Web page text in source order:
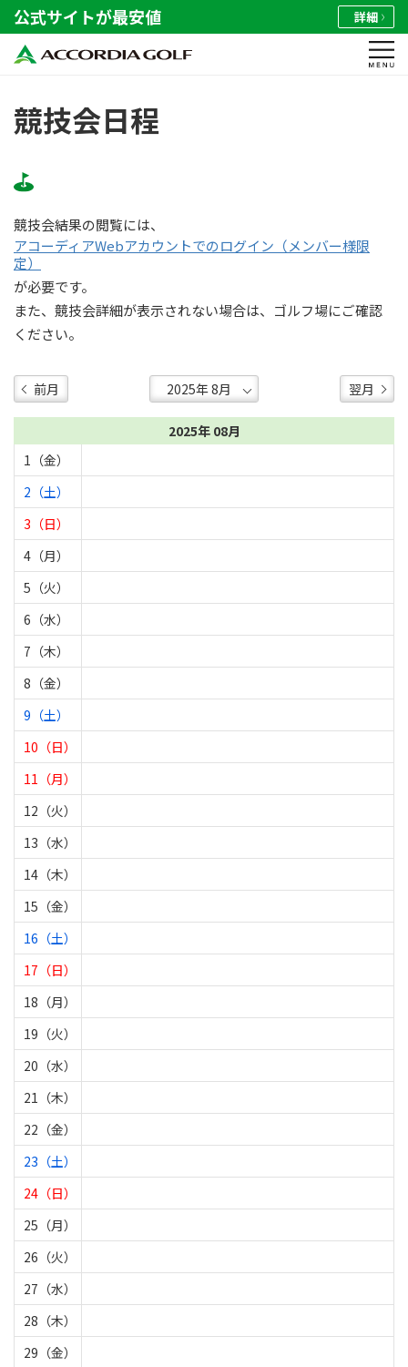
公式サイトが最安値 詳細
競技会日程
競技会結果の閲覧には、
アコーディアWebアカウントでのログイン（メンバー様限
定）
が必要です。
また、競技会詳細が表示されない場合は、ゴルフ場にご確認
ください。
前月 翌月
2025年 08月
1（金）
2（土）
3（日）
4（月）
5（火）
6（水）
7（木）
8（金）
9（土）
10（日）
11（月）
12（火）
13（水）
14（木）
15（金）
16（土）
17（日）
18（月）
19（火）
20（水）
21（木）
22（金）
23（土）
24（日）
25（月）
26（火）
27（水）
28（木）
29（金）